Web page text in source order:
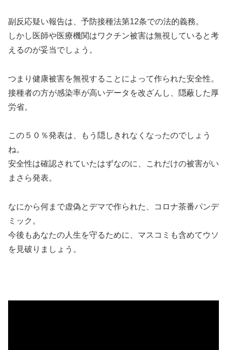
副反応疑い報告は、予防接種法第12条での法的義務。
しかし医師や医療機関はワクチン被害は無視していると考
えるのが妥当でしょう。
つまり健康被害を無視することによって作られた安全性。
接種者の方が感染率が高いデータを改ざんし、隠蔽した厚
労省。
この５０％発表は、もう隠しきれなくなったのでしょう
ね。
安全性は確認されていたはずなのに、これだけの被害がい
まさら発表。
なにから何まで虚偽とデマで作られた、コロナ茶番パンデ
ミック。
今後もあなたの人生を守るために、マスコミも含めてウソ
を見破りましょう。